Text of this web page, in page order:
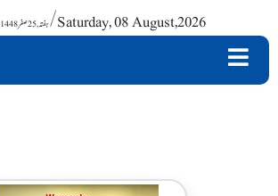
/ Saturday, 08 August,2026